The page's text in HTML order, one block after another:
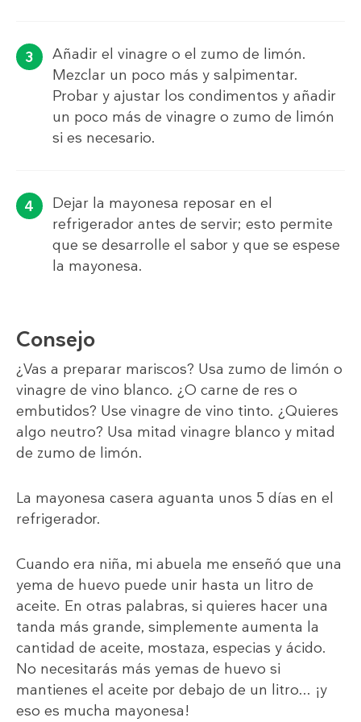
Añadir el vinagre o el zumo de limón.
Mezclar un poco más y salpimentar.
Probar y ajustar los condimentos y añadir
un poco más de vinagre o zumo de limón
si es necesario.
Dejar la mayonesa reposar en el
refrigerador antes de servir; esto permite
que se desarrolle el sabor y que se espese
la mayonesa.
Consejo
¿Vas a preparar mariscos? Usa zumo de limón o
vinagre de vino blanco. ¿O carne de res o
embutidos? Use vinagre de vino tinto. ¿Quieres
algo neutro? Usa mitad vinagre blanco y mitad
de zumo de limón.
La mayonesa casera aguanta unos 5 días en el
refrigerador.
Cuando era niña, mi abuela me enseñó que una
yema de huevo puede unir hasta un litro de
aceite. En otras palabras, si quieres hacer una
tanda más grande, simplemente aumenta la
cantidad de aceite, mostaza, especias y ácido.
No necesitarás más yemas de huevo si
mantienes el aceite por debajo de un litro... ¡y
eso es mucha mayonesa!